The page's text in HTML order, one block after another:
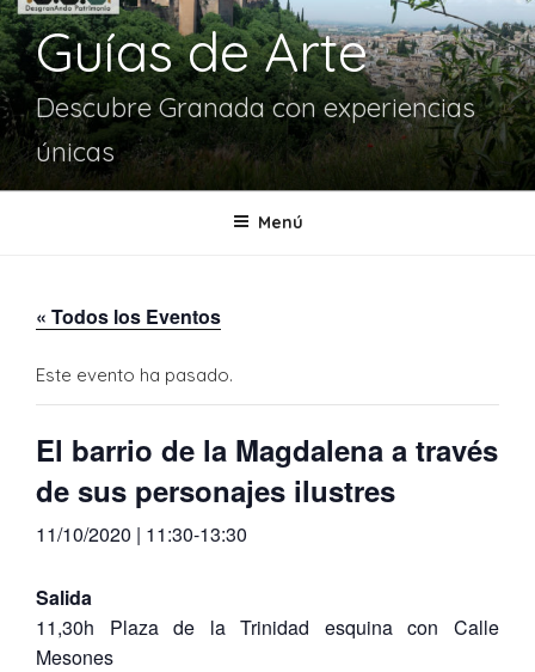
Guías de Arte
Descubre Granada con experiencias
únicas
Menú
« Todos los Eventos
Este evento ha pasado.
El barrio de la Magdalena a través
de sus personajes ilustres
11/10/2020 | 11:30-13:30
Salida
11,30h Plaza de la Trinidad esquina con Calle
Mesones